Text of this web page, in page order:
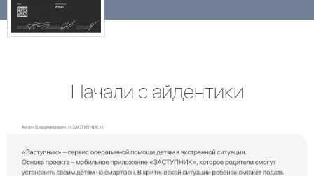
Начали с айдентики